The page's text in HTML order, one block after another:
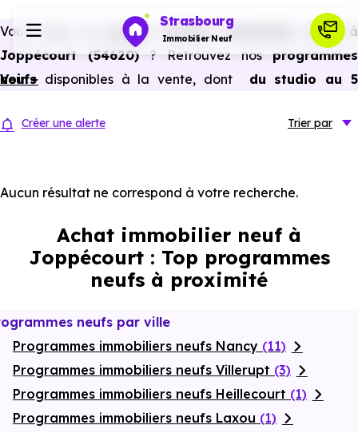
Strasbourg
Immobilier Neuf
Investir
Actualités
Financer
Vous avez un
projet d’achat immobilier neuf à
Joppécourt (54620) ? Retrouvez nos programmes
neufsdisponibles à la vente, dont
du studio au 5
d’agence.
à Joppécourt (54620), vous pouvez aussi bénéficier des
frais de notaire réduits, bonnes performances
énergétiques, garanties constructeur, etc.
Voir +
Créer une alerte Trier par
Aucun résultat ne correspond à votre recherche.
Achat immobilier neuf à
Joppécourt : Top programmes
neufs à proximité
neufs par ville
Programmes immobiliers neufs Nancy (11)
Programmes immobiliers neufs Villerupt (3)
Programmes immobiliers neufs Heillecourt (1)
Programmes immobiliers neufs Laxou (1)